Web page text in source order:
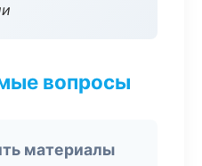
вопросы
материалы